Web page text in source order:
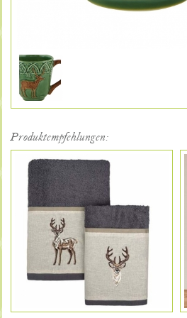
Produktempfehlungen: